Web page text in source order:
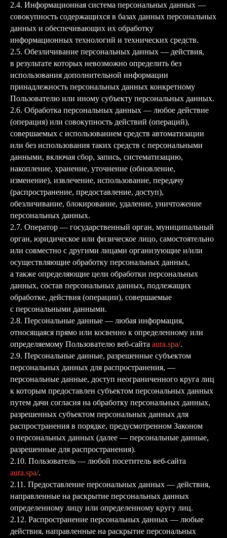
2.4. Информационная система персональных данных —
совокупность содержащихся в базах данных персональных
данных и обеспечивающих их обработку
информационных технологий и технических средств.
2.5. Обезличивание персональных данных — действия,
в результате которых невозможно определить без
использования дополнительной информации
принадлежность персональных данных конкретному
Пользователю или иному субъекту персональных данных.
2.6. Обработка персональных данных — любое действие
(операция) или совокупность действий (операций),
совершаемых с использованием средств автоматизации
или без использования таких средств с персональными
данными, включая сбор, запись, систематизацию,
накопление, хранение, уточнение (обновление,
изменение), извлечение, использование, передачу
(распространение, предоставление, доступ),
обезличивание, блокирование, удаление, уничтожение
персональных данных.
2.7. Оператор — государственный орган, муниципальный
орган, юридическое или физическое лицо, самостоятельно
или совместно с другими лицами организующие и/или
осуществляющие обработку персональных данных,
а также определяющие цели обработки персональных
данных, состав персональных данных, подлежащих
обработке, действия (операции), совершаемые
с персональными данными.
2.8. Персональные данные — любая информация,
относящаяся прямо или косвенно к определенному или
определяемому Пользователю веб-сайта aura.spa/.
2.9. Персональные данные, разрешенные субъектом
персональных данных для распространения, —
персональные данные, доступ неограниченного круга лиц
к которым предоставлен субъектом персональных данных
путем дачи согласия на обработку персональных данных,
разрешенных субъектом персональных данных для
распространения в порядке, предусмотренном Законом
о персональных данных (далее — персональные данные,
разрешенные для распространения).
2.10. Пользователь — любой посетитель веб-сайта
aura.spa/.
2.11. Предоставление персональных данных — действия,
направленные на раскрытие персональных данных
определенному лицу или определенному кругу лиц.
2.12. Распространение персональных данных — любые
действия, направленные на раскрытие персональных